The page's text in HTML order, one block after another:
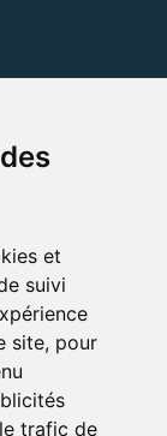
et
suivi
site, pour
trafic de
événements
et découvrez
écriture.